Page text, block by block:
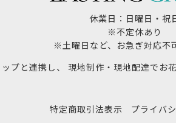
休業日：日曜日・祝
※不定休あり
※土曜日など、お急ぎ対応不
プと連携し、 現地制作・現地配達でお
特定商取引法表示 プライバ